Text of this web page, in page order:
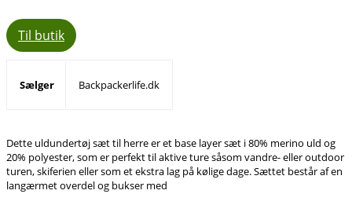
Til butik
Sælger Backpackerlife.dk
Dette uldundertøj sæt til herre er et base layer sæt i 80% merino uld og
20% polyester, som er perfekt til aktive ture såsom vandre- eller outdoor
turen, skiferien eller som et ekstra lag på kølige dage. Sættet består af en
langærmet overdel og bukser med